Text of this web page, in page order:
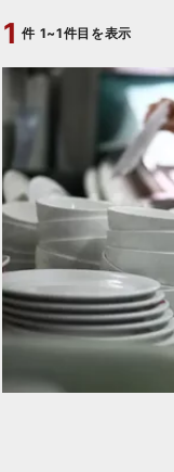
1 件 1~1件目を表示